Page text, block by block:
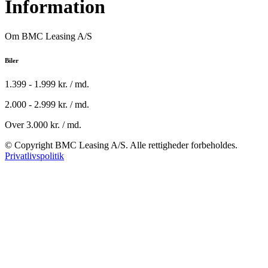
Information
Om BMC Leasing A/S
Biler
1.399 - 1.999 kr. / md.
2.000 - 2.999 kr. / md.
Over 3.000 kr. / md.
© Copyright BMC Leasing A/S. Alle rettigheder forbeholdes.
Privatlivspolitik